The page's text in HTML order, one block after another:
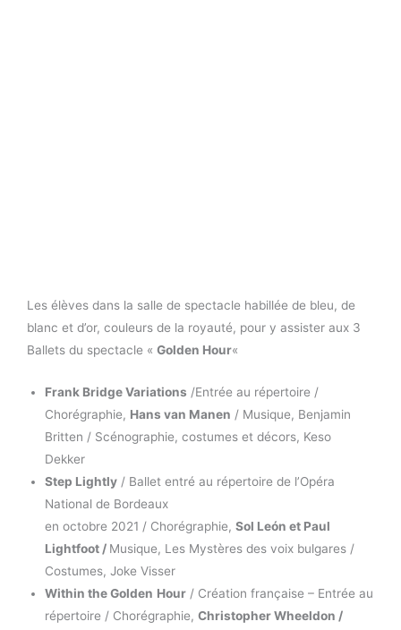
Les élèves dans la salle de spectacle habillée de bleu, de
blanc et d’or, couleurs de la royauté, pour y assister aux 3
Ballets du spectacle « Golden Hour«
Frank Bridge Variations /Entrée au répertoire /
Chorégraphie, Hans van Manen / Musique, Benjamin
Britten / Scénographie, costumes et décors, Keso
Dekker
Step Lightly / Ballet entré au répertoire de l’Opéra
National de Bordeaux
en octobre 2021 / Chorégraphie, Sol León et Paul
Lightfoot / Musique, Les Mystères des voix bulgares /
Costumes, Joke Visser
Within the Golden Hour / Création française – Entrée au
répertoire / Chorégraphie, Christopher Wheeldon /